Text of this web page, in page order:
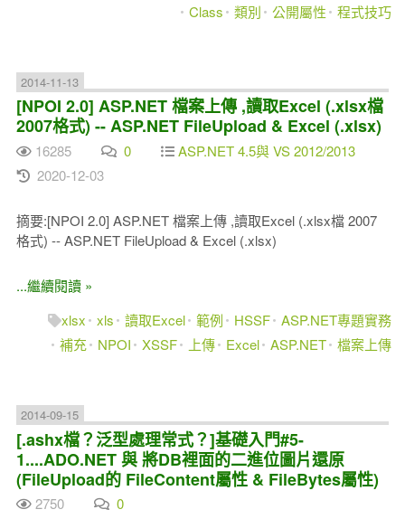
Class
類別 公開屬性 程式技巧
2014-11-13
[NPOI 2.0] ASP.NET 檔案上傳 ,讀取Excel (.xlsx檔
2007格式) -- ASP.NET FileUpload & Excel (.xlsx)
16285 0
ASP.NET 4.5與 VS 2012/2013
2020-12-03
摘要:[NPOI 2.0] ASP.NET 檔案上傳 ,讀取Excel (.xlsx檔 2007
格式) -- ASP.NET FileUpload & Excel (.xlsx)
...繼續閱讀 »
xlsx
xls 讀取Excel 範例 HSSF ASP.NET專題實務
補充
NPOI XSSF 上傳 Excel ASP.NET 檔案上傳
2014-09-15
[.ashx檔？泛型處理常式？]基礎入門#5-
1....ADO.NET 與 將DB裡面的二進位圖片還原
(FileUpload的 FileContent屬性 & FileBytes屬性)
2750
0